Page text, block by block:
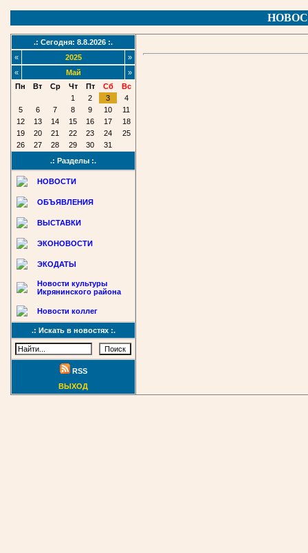
.: Сегодня: 8.8.2026 :.
«
2025
»
«
Май
»
Пн
Вт Ср Чт Пт Сб
Вс
1
2 3
4
5
6 7 8 9 10
11
12
13 14 15 16 17
18
19
20 21 22 23 24
25
26
27 28 29 30
31
.: Разделы :.
НОВОСТИ
ОБЪЯВЛЕНИЯ
ВЫСТАВКИ
ЭКОНОВОСТИ
ЭКОДАТЫ
Новости культуры
Икрянинского района
Новости коллег
.: Искать в новостях :.
RSS
ВЫХОД